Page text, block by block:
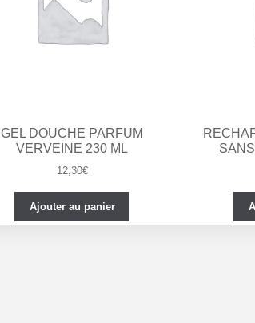
GEL DOUCHE PARFUM
VERVEINE 230 ML
12,30€
Ajouter au panier